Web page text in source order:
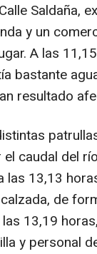
Saldaña,
y un
A las
bastante
resultado
caudal del
las 13,13
de
13,19
y personal